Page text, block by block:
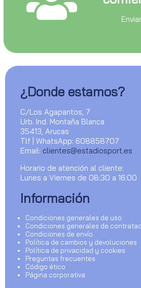
¿Donde estamos?
C/Los Agapantos, 7
Urb. Ind. Montaña Blanca
35413, Arucas
Tlf | WhatsApp: 608858707
Email: clientes@estadiosport.es
Horario de atención al cliente:
Lunes a Viernes de 08:30 a 16:00
Información
Condiciones generales de uso
Condiciones generales de
Condiciones de envío
Política de cambios y devoluciones
Política de privacidad y cookies
Preguntas frecuentes
Código ético
Página corporativa